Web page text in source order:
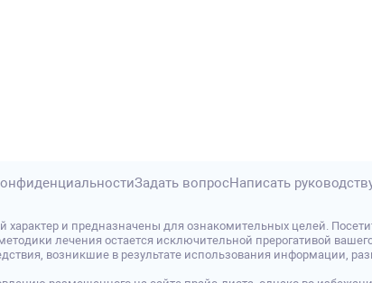
Задать вопросНаписать
и предназначены для ознакомительных целей.
лечения остается исключительной прерогативой
возникшие в результате использования информации,